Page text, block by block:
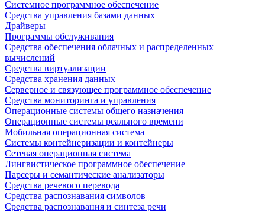
Системное программное обеспечение
Средства управления базами данных
Драйверы
Программы обслуживания
Средства обеспечения облачных и распределенных
вычислений
Средства виртуализации
Средства хранения данных
Серверное и связующее программное обеспечение
Средства мониторинга и управления
Операционные системы общего назначения
Операционные системы реального времени
Мобильная операционная система
Системы контейнеризации и контейнеры
Сетевая операционная система
Лингвистическое программное обеспечение
Парсеры и семантические анализаторы
Средства речевого перевода
Средства распознавания символов
Средства распознавания и синтеза речи